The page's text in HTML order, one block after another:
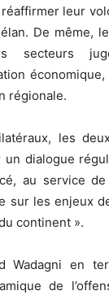
leur
De même,
secteurs
régionale.
les
un dialogue
au service
sur les enjeux
continent ».
Wadagni en
de